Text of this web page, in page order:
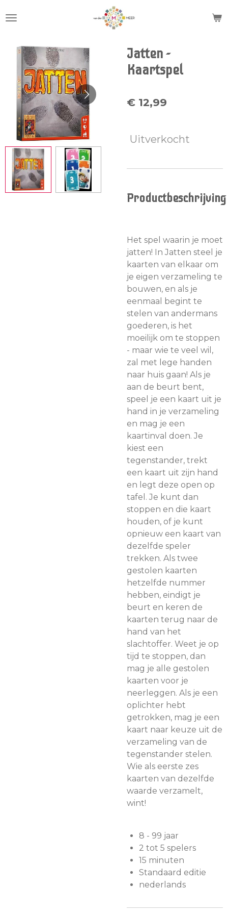
direct
hoofdinhoud
Jatten -
Kaartspel
€ 12,99
Uitverkocht
Productbeschrijving
Het spel waarin je moet
jatten! In Jatten steel je
kaarten van elkaar om
je eigen verzameling te
bouwen, en als je
eenmaal begint te
stelen van andermans
goederen, is het
moeilijk om te stoppen
- maar wie te veel wil,
zal met lege handen
naar huis gaan! Als je
aan de beurt bent,
speel je een kaart uit je
hand in je verzameling
en mag je een
kaartinval doen. Je
kiest een
tegenstander, trekt
een kaart uit zijn hand
en legt deze open op
tafel. Je kunt dan
stoppen en die kaart
houden, of je kunt
opnieuw een kaart van
dezelfde speler
trekken. Als twee
gestolen kaarten
hetzelfde nummer
hebben, eindigt je
beurt en keren de
kaarten terug naar de
hand van het
slachtoffer. Weet je op
tijd te stoppen, dan
mag je alle gestolen
kaarten voor je
neerleggen. Als je een
oplichter hebt
getrokken, mag je een
kaart naar keuze uit de
verzameling van de
tegenstander stelen.
Wie als eerste zes
kaarten van dezelfde
waarde verzamelt,
wint!
8 - 99 jaar
2 tot 5 spelers
15 minuten
Standaard editie
nederlands